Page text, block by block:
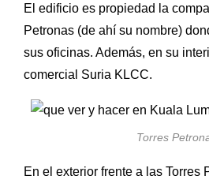
El edificio es propiedad la
Petronas (de ahí su nombre)
sus oficinas. Además, en su
comercial Suria KLCC.
Torres
En el exterior frente a las Torres